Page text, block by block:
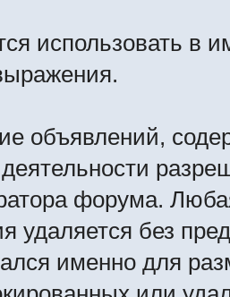
использовать в
объявлений,
форума.
удаляется без
именно для